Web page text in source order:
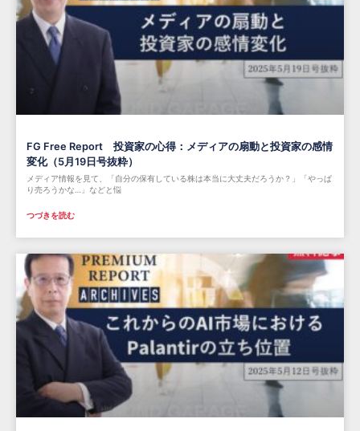
FG Free Report 投資家の心得：メディアの扇動と投資家の感情
変化（5月19日号抜粋）
メディア情報を見て、「自分の保有している株は本当に大丈夫だろうか？」「やっぱ
り売ろうかな…」などと悩
つづきを読む